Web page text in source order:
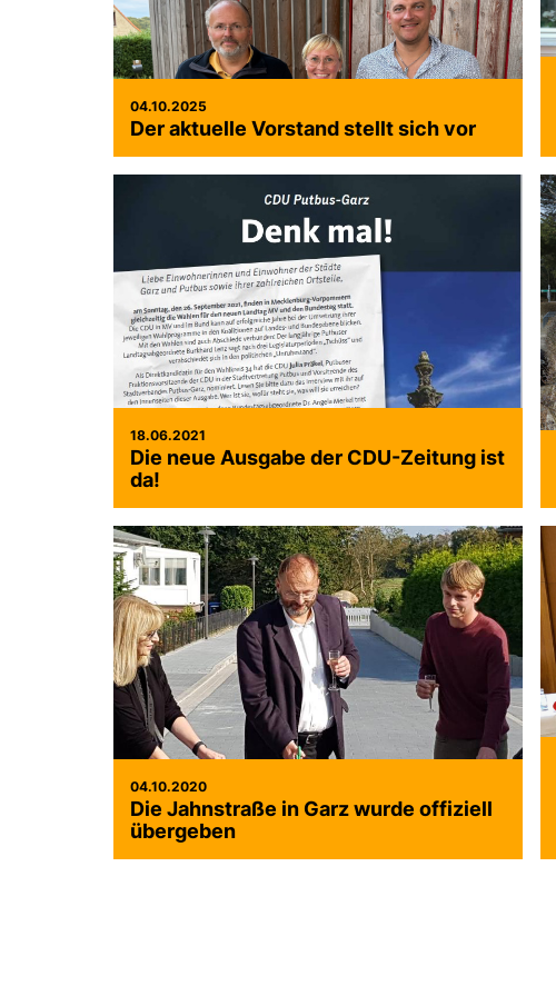
04.10.2025
Der aktuelle Vorstand stellt sich vor
18.06.2021
Die neue Ausgabe der CDU-Zeitung ist
da!
04.10.2020
Die Jahnstraße in Garz wurde offiziell
übergeben